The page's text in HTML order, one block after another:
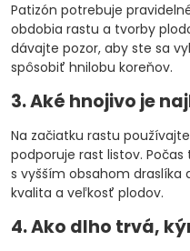
Patizón potrebuje
obdobia rastu a tvorby
dávajte pozor, aby ste sa
spôsobiť hnilobu koreňov.
3. Aké hnojivo je
Na začiatku rastu
podporuje rast listov.
s vyšším obsahom draslíka
kvalita a veľkosť plodov.
4. Ako dlho trvá,